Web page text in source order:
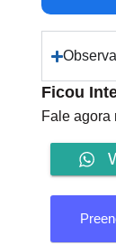
Ficou
Fale agora